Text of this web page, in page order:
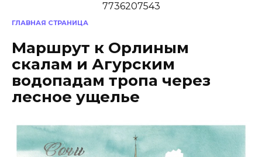
7736207543
ГЛАВНАЯ СТРАНИЦА
Маршрут к Орлиным
скалам и Агурским
водопадам тропа через
лесное ущелье